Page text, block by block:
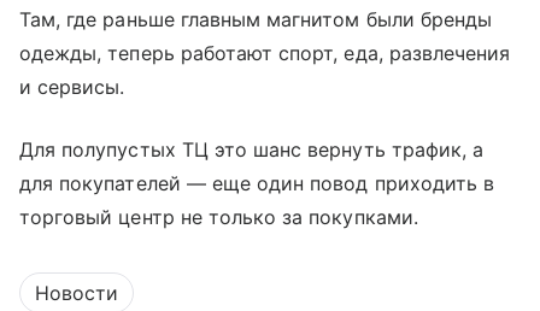
Там, где раньше главным магнитом были бренды
одежды, теперь работают спорт, еда, развлечения
и сервисы.
Для полупустых ТЦ это шанс вернуть трафик, а
для покупателей — еще один повод приходить в
торговый центр не только за покупками.
Новости